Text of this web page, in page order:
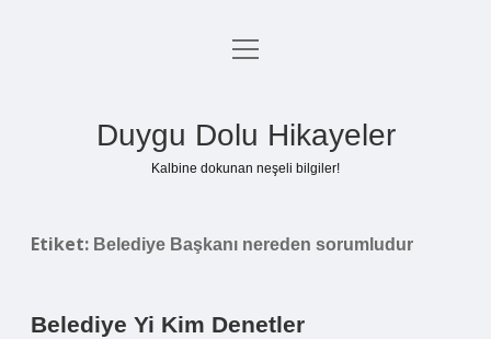
Anasayfa
menüyü
Duygu Dolu Hikayeler
Kalbine dokunan neşeli bilgiler!
Etiket: Belediye Başkanı nereden sorumludur
Belediye Yi Kim Denetler